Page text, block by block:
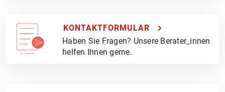
KONTAKTFORMULAR
Haben Sie Fragen? Unsere Berater_innen
helfen Ihnen gerne.